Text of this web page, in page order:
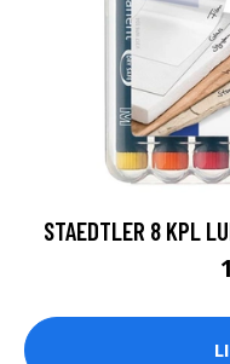
STAEDTLER 8 KPL